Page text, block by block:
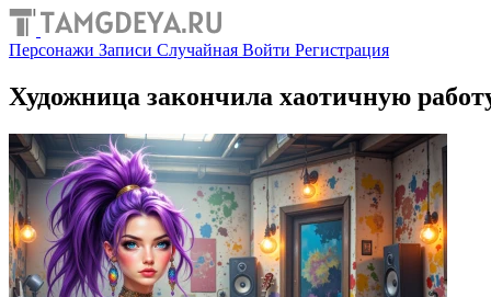
Персонажи Записи Случайная Войти Регистрация
Художница закончила хаотичную